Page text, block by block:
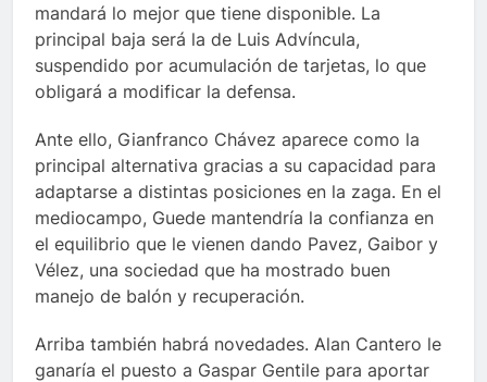
mandará lo mejor que tiene disponible. La
principal baja será la de Luis Advíncula,
suspendido por acumulación de tarjetas, lo que
obligará a modificar la defensa.
Ante ello, Gianfranco Chávez aparece como la
principal alternativa gracias a su capacidad para
adaptarse a distintas posiciones en la zaga. En el
mediocampo, Guede mantendría la confianza en
el equilibrio que le vienen dando Pavez, Gaibor y
Vélez, una sociedad que ha mostrado buen
manejo de balón y recuperación.
Arriba también habrá novedades. Alan Cantero le
ganaría el puesto a Gaspar Gentile para aportar